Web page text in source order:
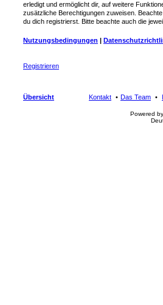
erledigt und ermöglicht dir, auf weitere
zusätzliche Berechtigungen zuweisen.
du dich registrierst. Bitte beachte auch die
Nutzungsbedingungen |
Registrieren
Übersicht Das Team
Kontakt
Powered by